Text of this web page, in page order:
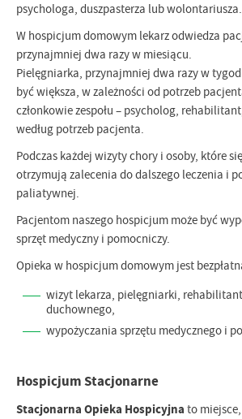
psychologa, duszpasterza lub wolontariusza.
W hospicjum domowym lekarz odwiedza
przynajmniej dwa razy w miesiącu.
Pielęgniarka, przynajmniej dwa razy w
być większa, w zależności od potrzeb
członkowie zespołu – psycholog,
według potrzeb pacjenta.
Podczas każdej wizyty chory i osoby, które
otrzymują zalecenia do dalszego leczenia i
paliatywnej.
Pacjentom naszego hospicjum może być
sprzęt medyczny i pomocniczy.
Opieka w hospicjum domowym jest
wizyt lekarza, pielęgniarki,
duchownego,
wypożyczania sprzętu medycznego i
Hospicjum Stacjonarne
Stacjonarna Opieka Hospicyjna to